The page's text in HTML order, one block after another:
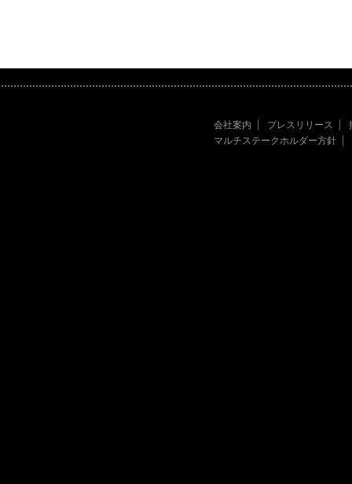
会社案内 プレスリリース
マルチステークホルダー方針